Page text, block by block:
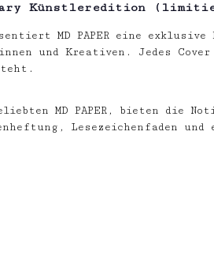
Künstleredition
MD PAPER eine
und Kreativen. Jedes
MD PAPER, bieten die
Lesezeichenfaden